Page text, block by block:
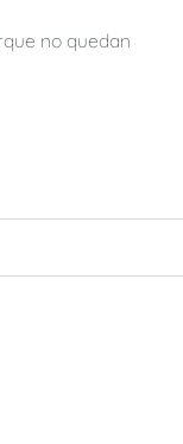
no quedan